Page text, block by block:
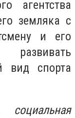
агентства
земляка с
и его
вид спорта